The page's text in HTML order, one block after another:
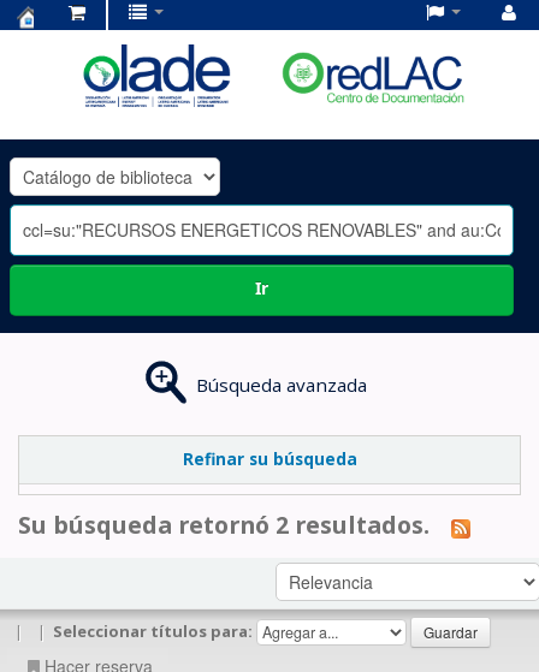
OLADE
-
Ir
Búsqueda avanzada
Refinar su búsqueda
Su búsqueda retornó 2 resultados.
| | Seleccionar títulos para:
Hacer reserva